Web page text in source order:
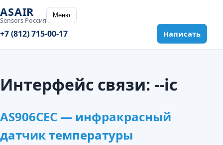
ASAIR
Sensors Россия
Меню
+7 (812) 715-00-17 Написать
Интерфейс связи: --ic
AS906CEC — инфракрасный
датчик температуры